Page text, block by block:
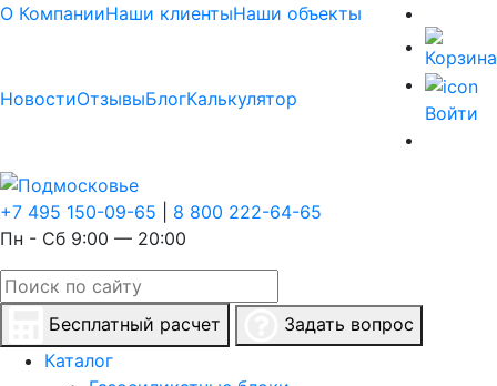
О КомпанииНаши клиентыНаши объекты
НовостиОтзывыБлогКалькулятор
Войти
+7 495 150-09-65
8 800 222-64-65
Пн - Сб 9:00 — 20:00
Бесплатный расчет
Задать вопрос
Каталог